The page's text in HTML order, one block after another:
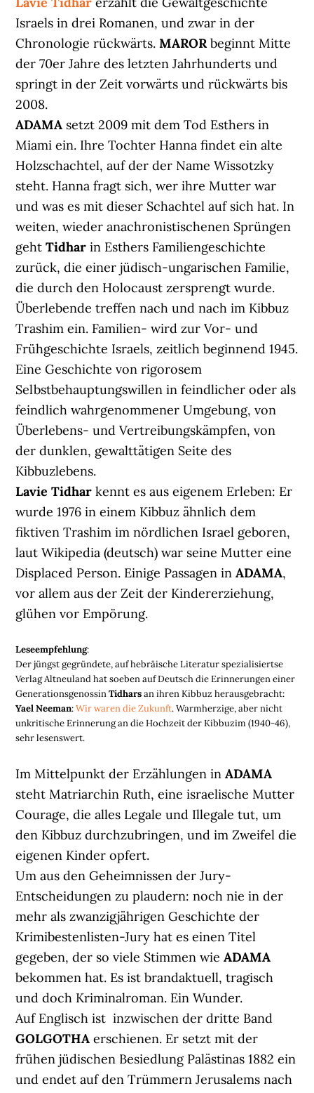
Israels in drei Romanen, und zwar in der
Chronologie rückwärts.MARORbeginnt Mitte
der 70er Jahre des letzten Jahrhunderts und
springt in der Zeit vorwärts und rückwärts bis
2008.
ADAMA setzt 2009 mit dem Tod Esthers in
Miami ein. Ihre Tochter Hanna findet ein alte
Holzschachtel, auf der der Name Wissotzky
steht. Hanna fragt sich, wer ihre Mutter war
und was es mit dieser Schachtel auf sich hat. In
weiten, wieder anachronistischenen Sprüngen
gehtTidharin Esthers Familiengeschichte
zurück, die einer jüdisch-ungarischen Familie,
die durch den Holocaust zersprengt wurde.
Überlebende treffen nach und nach im Kibbuz
Trashim ein. Familien- wird zur Vor- und
Frühgeschichte Israels, zeitlich beginnend 1945.
Eine Geschichte von rigorosem
Selbstbehauptungswillen in feindlicher oder als
feindlich wahrgenommener Umgebung, von
Überlebens- und Vertreibungskämpfen, von
der dunklen, gewalttätigen Seite des
Kibbuzlebens.
Lavie Tidharkennt es aus eigenem Erleben: Er
wurde 1976 in einem Kibbuz ähnlich dem
fiktiven Trashim im nördlichen Israel geboren,
laut Wikipedia (deutsch) war seine Mutter eine
Displaced Person. Einige Passagen inADAMA,
vor allem aus der Zeit der Kindererziehung,
glühen vor Empörung.
Leseempfehlung:
Der jüngst gegründete, auf hebräische Literatur spezialisiertse
Verlag Altneuland hat soeben auf Deutsch die Erinnerungen einer
GenerationsgenossinTidharsan ihren Kibbuz herausgebracht:
Yael Neeman:Wir waren die Zukunft. Warmherzige, aber nicht
unkritische Erinnerung an die Hochzeit der Kibbuzim (1940-46),
sehr lesenswert.
Im Mittelpunkt der Erzählungen inADAMA
steht Matriarchin Ruth, eine israelische Mutter
Courage, die alles Legale und Illegale tut, um
den Kibbuz durchzubringen, und im Zweifel die
eigenen Kinder opfert.
Um aus den Geheimnissen der Jury-
Entscheidungen zu plaudern: noch nie in der
mehr als zwanzigjährigen Geschichte der
Krimibestenlisten-Jury hat es einen Titel
gegeben, der so viele Stimmen wieADAMA
bekommen hat. Es ist brandaktuell, tragisch
und doch Kriminalroman. Ein Wunder.
Auf Englisch ist inzwischen der dritte Band
GOLGOTHA erschienen. Er setzt mit der
frühen jüdischen Besiedlung Palästinas 1882 ein
und endet auf den Trümmern Jerusalems nach